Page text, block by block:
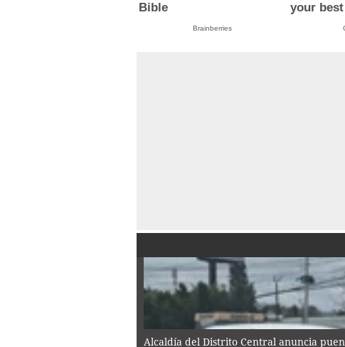
Bible
Brainberries
your
Alcaldía del Distrito Central anuncia